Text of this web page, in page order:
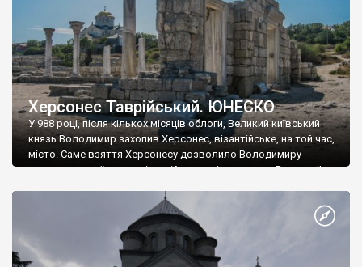
Херсонес Таврійський. ЮНЕСКО
У 988 році, після кількох місяців облоги, Великий київський
князь Володимир захопив Херсонес, візантійське, на той час,
місто. Саме взяття Херсонесу дозволило Володимиру
диктувати свої умови візантійському імператору Василю ІІ, та
Херсонесі Володимир-язичник, став Василем-християнином.
А потім було Хрещення Русі. На честь Херсонесу Таврійського